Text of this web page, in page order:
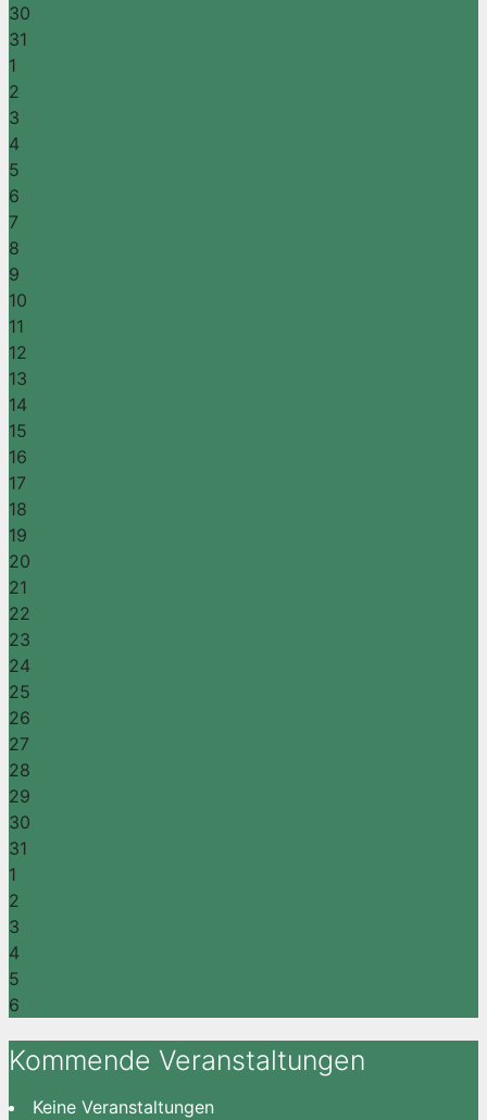
30
31
1
2
3
4
5
6
7
8
9
10
11
12
13
14
15
16
17
18
19
20
21
22
23
24
25
26
27
28
29
30
31
1
2
3
4
5
6
Kommende Veranstaltungen
Keine Veranstaltungen